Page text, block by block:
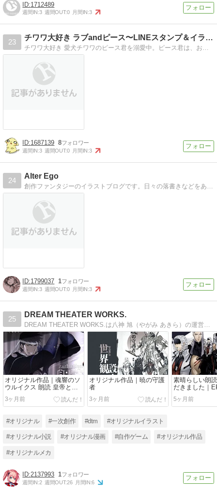
1712489
週間IN:3 週間OUT:0 月間IN:3
23
チワワ大好き ラブandピース〜LINEスタンプ＆イラスト〜
チワワ大好き 愛犬チワワのピース君を溺愛中。ピース君は、おじぃちゃまなのでネムネム写真多めです。イラスト描くのが好きでLINEスタンプ挑戦中です！
1687139 8
週間IN:3 週間OUT:0 月間IN:3
24
Alter Ego
創作ファンタジーのイラストブログです。日々の落書きなどをあげてますよ。
1799037 1
週間IN:3 週間OUT:0 月間IN:3
25
DREAM THEATER WORKS.
DREAM THEATER WORKS.は八神 旭（やがみ あきら）の運営する一次創作作品（イラスト、漫画、小説、他）と趣味のブログです。
オリジナル作品｜魂響のソ
ウルイクス 朗読 皇帝との
御供試合 前後編
3ヶ月前
オリジナル作品｜暁の守護
者
3ヶ月前
素晴らしい朗
だきました｜
ショウザとト
5ヶ月前
#オリジナル #一次創作 #dtm #オリジナルイラスト
#オリジナル小説 #オリジナル漫画 #自作ゲーム #オリジナル作品
#オリジナルメカ
2137993 1
週間IN:2 週間OUT:26 月間IN:6